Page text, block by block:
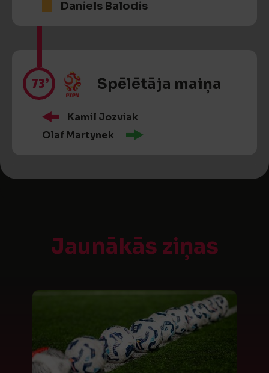
Daniels Balodis
73’ Spēlētāja maiņa
Kamil Jozviak
Olaf Martynek
Jaunākās ziņas